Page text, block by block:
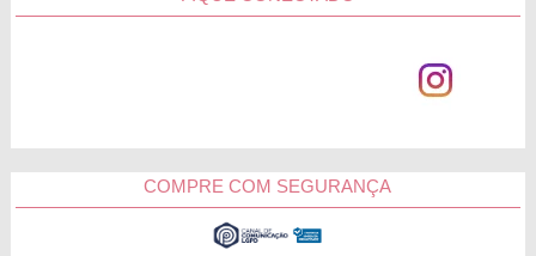
de cestas de café da manhã em Maravilha da Cestas Michelli.
Ganhou aquela incrível cesta da Cestas Michelli? Marque
Florianópolis
COMPRE COM SEGURANÇA